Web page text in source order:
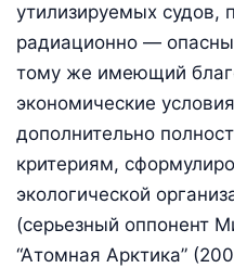
утилизируемых
радиационно —
тому же имеющий
экономические
дополнительно
критериям,
экологической
(серьезный оппонент
“Атомная Арктика”